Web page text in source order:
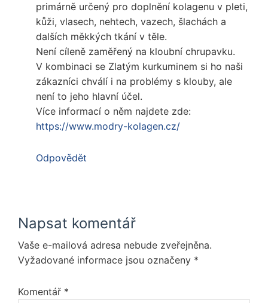
primárně určený pro doplnění kolagenu v pleti,
kůži, vlasech, nehtech, vazech, šlachách a
dalších měkkých tkání v těle.
Není cíleně zaměřený na kloubní chrupavku.
V kombinaci se Zlatým kurkuminem si ho naši
zákazníci chválí i na problémy s klouby, ale
není to jeho hlavní účel.
Více informací o něm najdete zde:
https://www.modry-kolagen.cz/
Odpovědět
Napsat komentář
Vaše e-mailová adresa nebude zveřejněna.
Vyžadované informace jsou označeny *
Komentář *